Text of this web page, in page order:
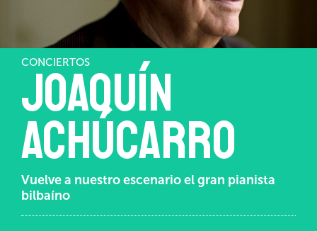
CONCIERTOS
Joaquín
Achúcarro
Vuelve a nuestro escenario el gran pianista
bilbaíno